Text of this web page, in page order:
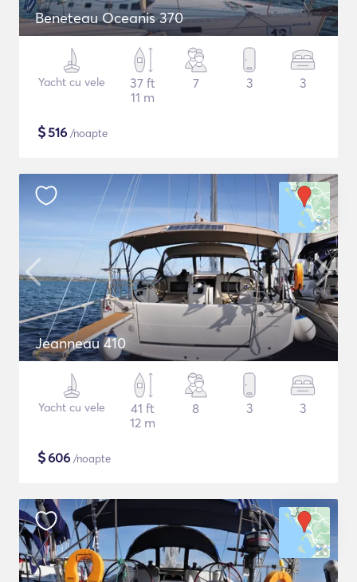
Beneteau Oceanis 370
Yacht cu vele
37 ft
11 m
7 3 3
$516 /noapte
Jeanneau 410
Yacht cu vele
41 ft
12 m
8 3 3
$606 /noapte